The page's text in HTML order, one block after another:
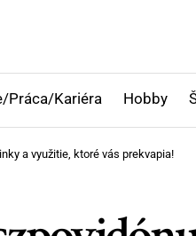
Práca/Kariéra Hobby
a využitie, ktoré vás prekvapia!